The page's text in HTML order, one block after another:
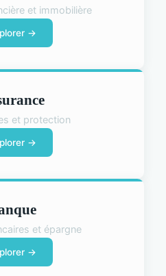
et immobilière
→
et protection
→
et épargne
→